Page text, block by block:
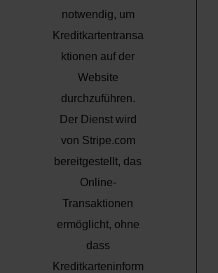
notwendig, um
Kreditkartentransa
ktionen auf der
Website
durchzuführen.
Der Dienst wird
von Stripe.com
bereitgestellt, das
Online-
Transaktionen
ermöglicht, ohne
dass
Kreditkarteninform